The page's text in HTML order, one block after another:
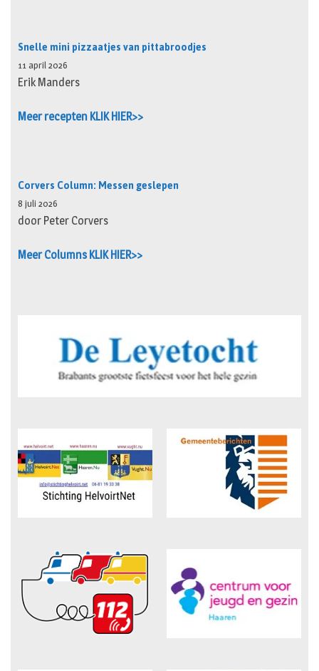
Snelle mini pizzaatjes van pittabroodjes
11 april 2026
Erik Manders
Meer recepten KLIK HIER>>
Corvers Column: Messen geslepen
8 juli 2026
door Peter Corvers
Meer Columns KLIK HIER>>